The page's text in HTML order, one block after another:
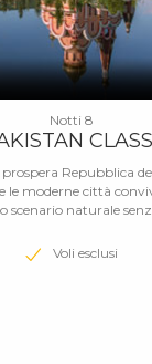
Notti 8
Repubblica
le moderne città
scenario naturale
Voli esclusi